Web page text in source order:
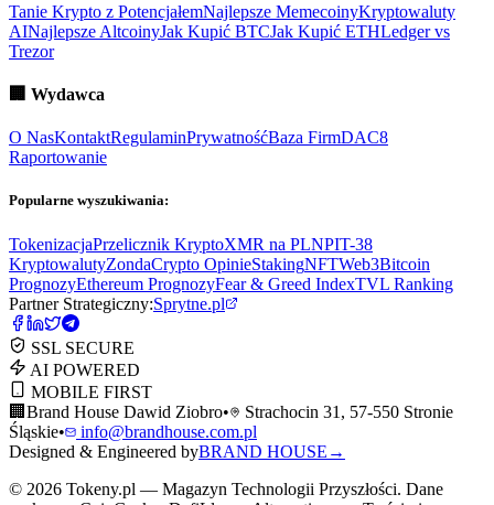
Tanie Krypto z PotencjałemNajlepsze MemecoinyKryptowaluty
AINajlepsze AltcoinyJak Kupić BTCJak Kupić ETHLedger vs
Trezor
🏢 Wydawca
O NasKontaktRegulaminPrywatnośćBaza FirmDAC8
Raportowanie
Popularne wyszukiwania:
TokenizacjaPrzelicznik KryptoXMR na PLNPIT-38
KryptowalutyZondaCrypto OpinieStakingNFTWeb3Bitcoin
PrognozyEthereum PrognozyFear & Greed IndexTVL Ranking
Partner Strategiczny:Sprytne.pl
SSL SECURE
AI POWERED
MOBILE FIRST
🏢 Brand House Dawid Ziobro•
Strachocin 31, 57-550 Stronie
Śląskie•
info@brandhouse.com.pl
Designed & Engineered byBRAND HOUSE →
© 2026 Tokeny.pl — Magazyn Technologii Przyszłości. Dane